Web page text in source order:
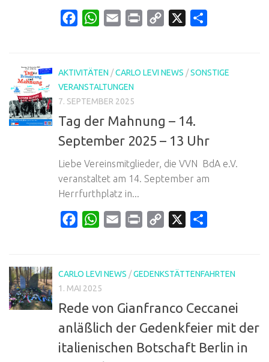
FacebookWhatsApp
Email Print
Copy
AKTIVITÄTEN /CARLO LEVI NEWS /SONSTIGE
VERANSTALTUNGEN
7. SEPTEMBER 2025
Tag der Mahnung – 14.
September 2025 – 13 Uhr
Liebe Vereinsmitglieder, die VVN BdA e.V.
veranstaltet am 14. September am
Herrfurthplatz in...
FacebookWhatsApp
Email Print
Copy
CARLO LEVI NEWS /GEDENKSTÄTTENFAHRTEN
1. MAI 2025
Rede von Gianfranco Ceccanei
anläßlich der Gedenkfeier mit der
italienischen Botschaft Berlin in